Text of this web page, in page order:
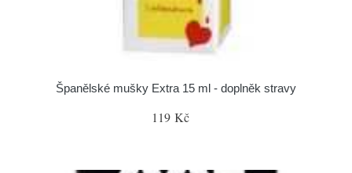
Španělské mušky Extra 15 ml - doplněk stravy
119 Kč